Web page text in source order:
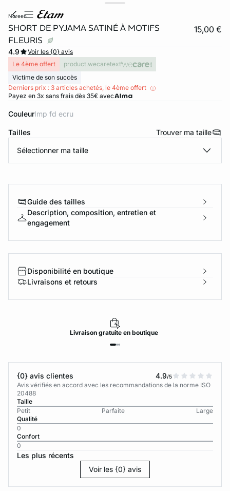
noreen
SHORT DE PYJAMA SATINÉ À MOTIFS
FLEURIS
15,00 €
4.9
Voir les {0} avis
Le 4ème offert
product.wecaretext
Victime de son succès
Derniers prix : 3 articles achetés, le 4ème offert
Payez en 3x sans frais dès 35€ avec
Couleur imp fd ecru
Tailles Trouver ma taille
Sélectionner ma taille
Guide des tailles
Description, composition, entretien et
engagement
Disponibilité en boutique
Livraisons et retours
Livraisongratuiteen boutique
{0} avis clientes 4.9/5
Avis vérifiés en accord avec les recommandations de la norme ISO
20488
Taille
Petit
Parfaite
Large
Qualité
0
Confort
0
Les plus récents
Voir les {0} avis